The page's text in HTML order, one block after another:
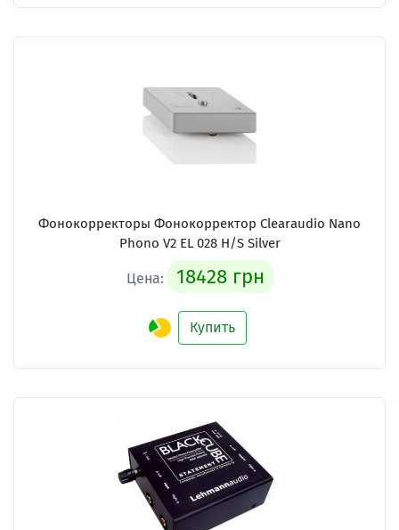
Фонокорректоры Фонокорректор Clearaudio Nano
Phono V2 EL 028 H/S Silver
Цена: 18428 грн
Купить